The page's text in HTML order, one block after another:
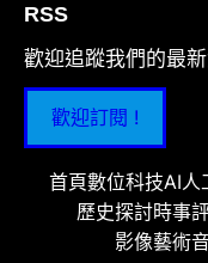
RSS
歡迎追蹤我們的最
歡迎訂閱 !
首頁數位科技AI人
歷史探討時事
影像藝術